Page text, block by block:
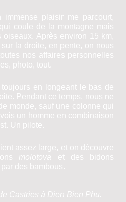
plaisir me parcourt,
coule de la montagne mais
Après environ 15 km,
la droite, en pente, on nous
nos affaires personnelles
photo, tout.
en longeant le bas de
Pendant ce temps, nous ne
monde, sauf une colonne qui
un homme en combinaison
Un pilote.
assez large, et on découvre
molotova et des bidons
des bambous.
Castries à Dien Bien Phu.